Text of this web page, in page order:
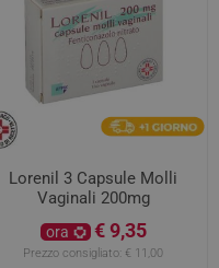
Lorenil 3 Capsule Molli
Vaginali 200mg
ora € 9,35
Prezzo consigliato: € 11,00